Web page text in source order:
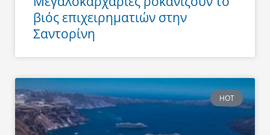
βιός επιχειρηματιών στην
Σαντορίνη
HOT